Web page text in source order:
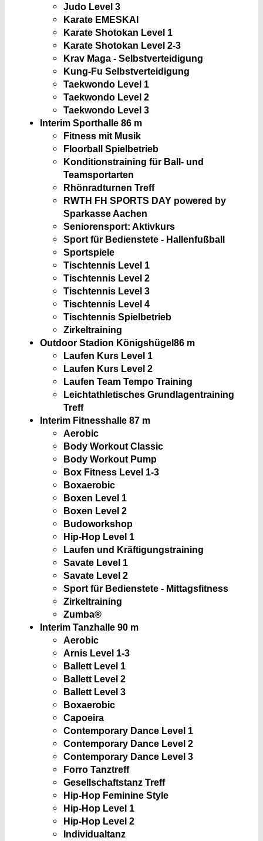
Judo Level 3
Karate EMESKAI
Karate Shotokan Level 1
Karate Shotokan Level 2-3
Krav Maga - Selbstverteidigung
Kung-Fu Selbstverteidigung
Taekwondo Level 1
Taekwondo Level 2
Taekwondo Level 3
Interim Sporthalle 86 m
Fitness mit Musik
Floorball Spielbetrieb
Konditionstraining für Ball- und
Teamsportarten
Rhönradturnen Treff
RWTH FH SPORTS DAY powered by
Sparkasse Aachen
Seniorensport: Aktivkurs
Sport für Bedienstete - Hallenfußball
Sportspiele
Tischtennis Level 1
Tischtennis Level 2
Tischtennis Level 3
Tischtennis Level 4
Tischtennis Spielbetrieb
Zirkeltraining
Outdoor Stadion Königshügel86 m
Laufen Kurs Level 1
Laufen Kurs Level 2
Laufen Team Tempo Training
Leichtathletisches Grundlagentraining
Treff
Interim Fitnesshalle 87 m
Aerobic
Body Workout Classic
Body Workout Pump
Box Fitness Level 1-3
Boxaerobic
Boxen Level 1
Boxen Level 2
Budoworkshop
Hip-Hop Level 1
Laufen und Kräftigungstraining
Savate Level 1
Savate Level 2
Sport für Bedienstete - Mittagsfitness
Zirkeltraining
Zumba®
Interim Tanzhalle 90 m
Aerobic
Arnis Level 1-3
Ballett Level 1
Ballett Level 2
Ballett Level 3
Boxaerobic
Capoeira
Contemporary Dance Level 1
Contemporary Dance Level 2
Contemporary Dance Level 3
Forro Tanztreff
Gesellschaftstanz Treff
Hip-Hop Feminine Style
Hip-Hop Level 1
Hip-Hop Level 2
Individualtanz